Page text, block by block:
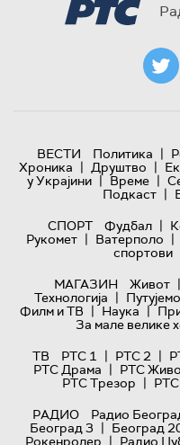
ВЕСТИ Политика |
Хроника | Друштво |
у Украјини | Време |
Подкаст |
СПОРТ
Фудбал |
Рукомет | Ватерполо |
спортови
МАГАЗИН
Живот |
Технологијa | Путујемо
Филм и ТВ | Наука |
За мале велике
ТВ
РТС 1 | РТС 2 |
РТС Драма | РТС
РТС Трезор |
РАДИО
Радио
Београд 3 | Београд
Рокенролер | Радио